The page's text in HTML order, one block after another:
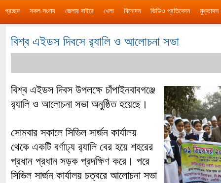
প্রচ্ছদ সকল সংবাদ জেলার বাইরে খেলা বিনোদন ভিডিও প্রতিবেদন মুক্তাঙ্গন
বিশ্ব এইডস দিবসে র‌্যালি ও আলোচনা সভা
বিশ্ব এইডস দিবস উপলক্ষে চাঁপাইনবাবগঞ্জে
র‌্যালি ও আলোচনা সভা অনুষ্ঠিত হয়েছে।
সোমবার সকালে সিভিল সার্জন কার্যালয়
থেকে একটি বর্ণাঢ্য র‌্যালি বের হয়ে শহরের
প্রধান প্রধান সড়ক প্রদক্ষিণ করে। পরে
সিভিল সার্জন কার্যালয় চত্বরে আলোচনা সভা